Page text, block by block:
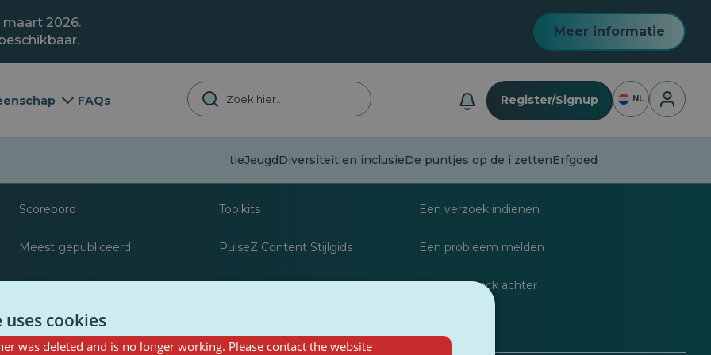
maart 2026.
Meer informatie
FAQs Register/Signup NL Inloggen
DesinformatieJeugdDiversiteit en inclusieDe puntjes op de i zettenErfgoed
Scorebord
Meest gepubliceerd
Meest gevolgd
Bronnen voor journalisten
Toolkits
PulseZ Content Stijlgids
PulseZ Richtlijn voor bijdragen
FAQs
Een verzoek indienen
Een probleem melden
Laat feedback achter
cookies
was deleted and is no longer working. Please contact the website